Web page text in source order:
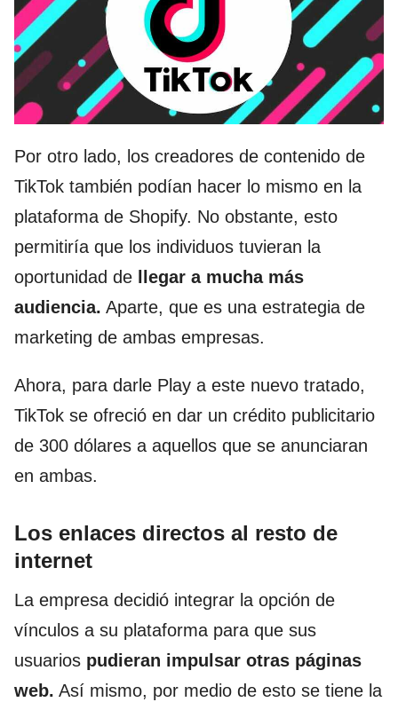
Por otro lado, los creadores de contenido de
TikTok también podían hacer lo mismo en la
plataforma de Shopify. No obstante, esto
permitiría que los individuos tuvieran la
oportunidad de llegar a mucha más
audiencia. Aparte, que es una estrategia de
marketing de ambas empresas.
Ahora, para darle Play a este nuevo tratado,
TikTok se ofreció en dar un crédito publicitario
de 300 dólares a aquellos que se anunciaran
en ambas.
Los enlaces directos al resto de
internet
La empresa decidió integrar la opción de
vínculos a su plataforma para que sus
usuarios pudieran impulsar otras páginas
web. Así mismo, por medio de esto se tiene la